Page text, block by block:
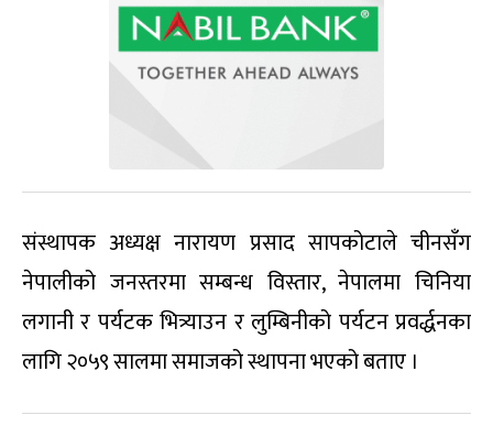
संस्थापक अध्यक्ष नारायण प्रसाद सापकोटाले चीनसँग
नेपालीको जनस्तरमा सम्बन्ध विस्तार, नेपालमा चिनिया
लगानी र पर्यटक भित्र्याउन र लुम्बिनीको पर्यटन प्रवर्द्धनका
लागि २०५९ सालमा समाजको स्थापना भएको बताए ।